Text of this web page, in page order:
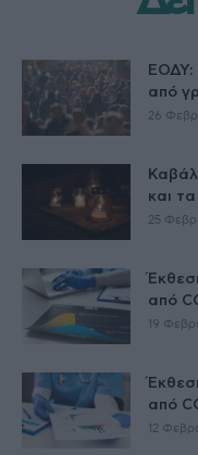
ΕΟΔΥ:
από
26
και
25
από
19
από
12